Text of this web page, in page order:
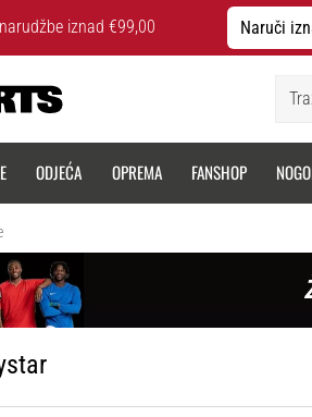
iznad €99,00 Naruči
ODJEĆA OPREMA FANSHOP